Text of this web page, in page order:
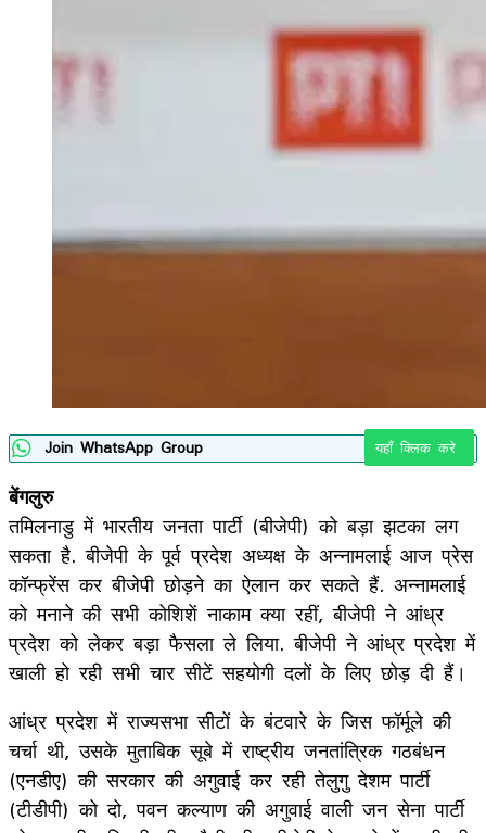
Join WhatsApp Group यहाँ क्लिक करे
बेंगलुरु
तमिलनाडु में भारतीय जनता पार्टी (बीजेपी) को बड़ा झटका लग
सकता है. बीजेपी के पूर्व प्रदेश अध्यक्ष के अन्नामलाई आज प्रेस
कॉन्फ्रेंस कर बीजेपी छोड़ने का ऐलान कर सकते हैं. अन्नामलाई
को मनाने की सभी कोशिशें नाकाम क्या रहीं, बीजेपी ने आंध्र
प्रदेश को लेकर बड़ा फैसला ले लिया. बीजेपी ने आंध्र प्रदेश में
खाली हो रही सभी चार सीटें सहयोगी दलों के लिए छोड़ दी हैं।
आंध्र प्रदेश में राज्यसभा सीटों के बंटवारे के जिस फॉर्मूले की
चर्चा थी, उसके मुताबिक सूबे में राष्ट्रीय जनतांत्रिक गठबंधन
(एनडीए) की सरकार की अगुवाई कर रही तेलुगु देशम पार्टी
(टीडीपी) को दो, पवन कल्याण की अगुवाई वाली जन सेना पार्टी